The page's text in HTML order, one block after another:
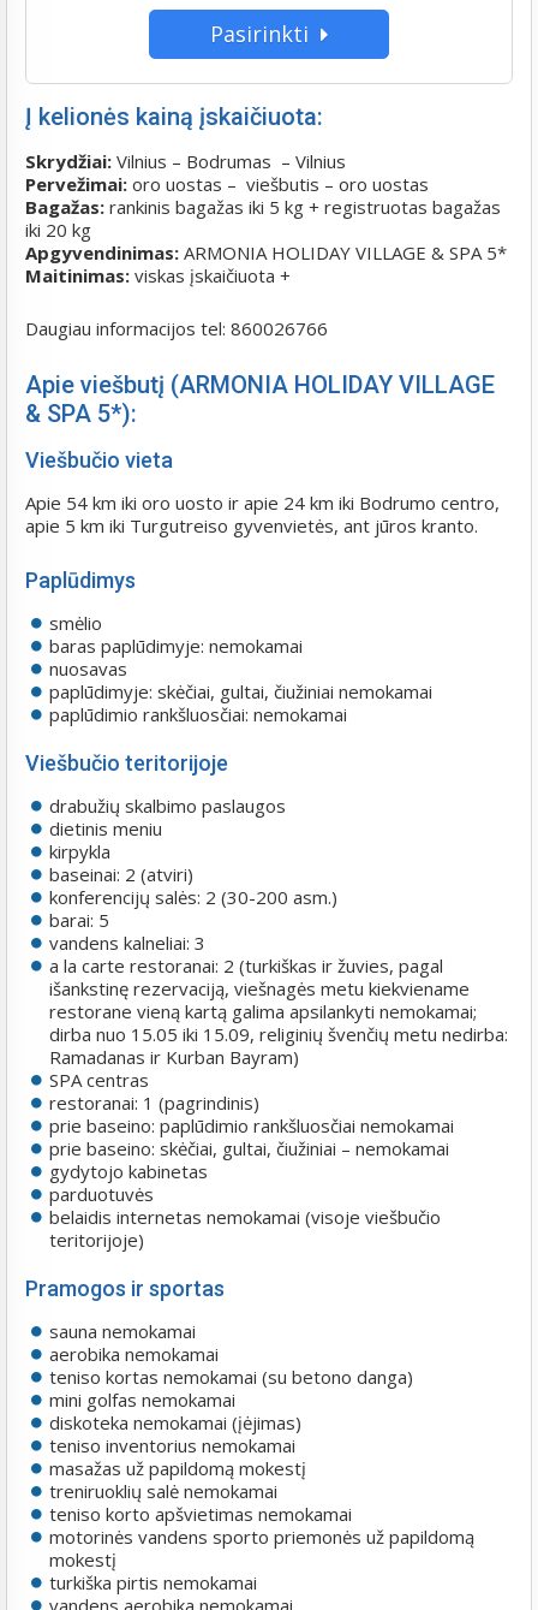
Pasirinkti
Į kelionės kainą įskaičiuota:
Skrydžiai: Vilnius – Bodrumas – Vilnius
Pervežimai: oro uostas – viešbutis – oro uostas
Bagažas: rankinis bagažas iki 5 kg + registruotas bagažas
iki 20 kg
Apgyvendinimas: ARMONIA HOLIDAY VILLAGE & SPA 5*
Maitinimas: viskas įskaičiuota +
Daugiau informacijos tel: 860026766
Apie viešbutį (ARMONIA HOLIDAY VILLAGE
& SPA 5*):
Viešbučio vieta
Apie 54 km iki oro uosto ir apie 24 km iki Bodrumo centro,
apie 5 km iki Turgutreiso gyvenvietės, ant jūros kranto.
Paplūdimys
smėlio
baras paplūdimyje: nemokamai
nuosavas
paplūdimyje: skėčiai, gultai, čiužiniai nemokamai
paplūdimio rankšluosčiai: nemokamai
Viešbučio teritorijoje
drabužių skalbimo paslaugos
dietinis meniu
kirpykla
baseinai: 2 (atviri)
konferencijų salės: 2 (30-200 asm.)
barai: 5
vandens kalneliai: 3
a la carte restoranai: 2 (turkiškas ir žuvies, pagal
išankstinę rezervaciją, viešnagės metu kiekviename
restorane vieną kartą galima apsilankyti nemokamai;
dirba nuo 15.05 iki 15.09, religinių švenčių metu nedirba:
Ramadanas ir Kurban Bayram)
SPA centras
restoranai: 1 (pagrindinis)
prie baseino: paplūdimio rankšluosčiai nemokamai
prie baseino: skėčiai, gultai, čiužiniai – nemokamai
gydytojo kabinetas
parduotuvės
belaidis internetas nemokamai (visoje viešbučio
teritorijoje)
Pramogos ir sportas
sauna nemokamai
aerobika nemokamai
teniso kortas nemokamai (su betono danga)
mini golfas nemokamai
diskoteka nemokamai (įėjimas)
teniso inventorius nemokamai
masažas už papildomą mokestį
treniruoklių salė nemokamai
teniso korto apšvietimas nemokamai
motorinės vandens sporto priemonės už papildomą
mokestį
turkiška pirtis nemokamai